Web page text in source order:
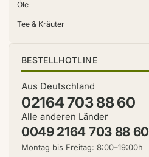
Öle
Tee & Kräuter
BESTELLHOTLINE
Aus Deutschland
02164 703 88 60
Alle anderen Länder
0049 2164 703 88 60
Montag bis Freitag: 8:00–19:00h